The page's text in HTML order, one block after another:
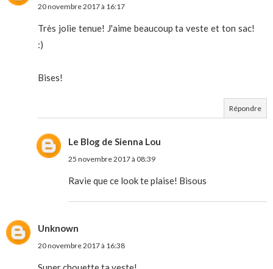
20 novembre 2017 à 16:17
Très jolie tenue! J'aime beaucoup ta veste et ton sac!
:)
Bises!
Répondre
Le Blog de Sienna Lou
25 novembre 2017 à 08:39
Ravie que ce look te plaise! Bisous
Unknown
20 novembre 2017 à 16:38